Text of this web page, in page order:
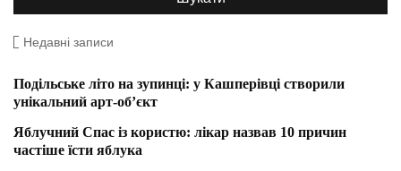
Недавні записи
Подільське літо на зупинці: у Кашперівці створили
унікальний арт-об’єкт
Яблучний Спас із користю: лікар назвав 10 причин
частіше їсти яблука